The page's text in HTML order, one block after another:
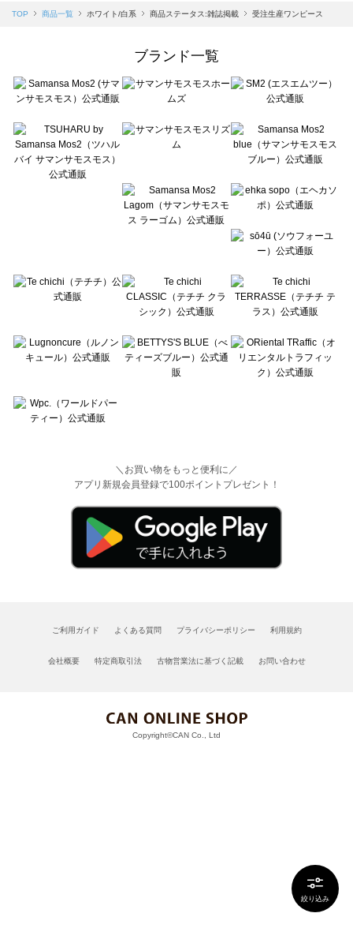
絞り込み
Samansa Mos2 blue（サマンサモスモス ブルー）の一覧
Te chichi（テチチ）の一覧
Te chichi CLASSIC（テチチ クラシック）の一覧
Lugnoncure（ルノンキュール）の一覧
BETTY'S BLUE（べティーズブルー）の一覧
Wpc.（ワールドパーティー）の一覧
TOP 商品一覧 ホワイト/白系 商品ステータス:雑誌掲載 受注生産ワンピース
ブランド一覧
＼お買い物をもっと便利に／
アプリ新規会員登録で100ポイントプレゼント！
ご利用ガイド よくある質問 プライバシーポリシー 利用規約
会社概要 特定商取引法 古物営業法に基づく記載 お問い合わせ
Copyright©CAN Co., Ltd